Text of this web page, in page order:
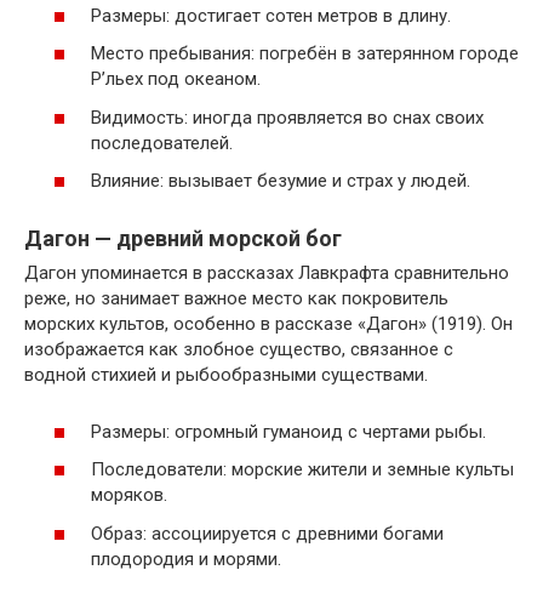
Размеры: достигает сотен метров в длину.
Место пребывания: погребён в затерянном городе
Р’льех под океаном.
Видимость: иногда проявляется во снах своих
последователей.
Влияние: вызывает безумие и страх у людей.
Дагон — древний морской бог
Дагон упоминается в рассказах Лавкрафта сравнительно
реже, но занимает важное место как покровитель
морских культов, особенно в рассказе «Дагон» (1919). Он
изображается как злобное существо, связанное с
водной стихией и рыбообразными существами.
Размеры: огромный гуманоид с чертами рыбы.
Последователи: морские жители и земные культы
моряков.
Образ: ассоциируется с древними богами
плодородия и морями.